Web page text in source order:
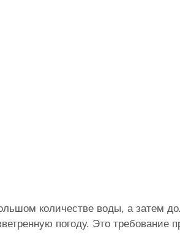
количестве воды, а затем
погоду. Это требование